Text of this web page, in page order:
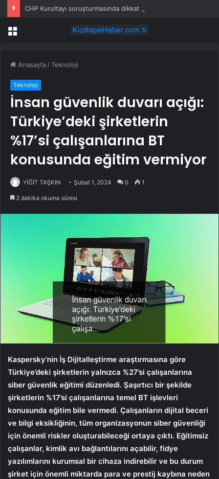
Menü
Anasayfa /Teknoloji
Teknoloji
İnsan güvenlik duvarı açığı:
Türkiye’deki şirketlerin
%17’si çalışanlarına BT
konusunda eğitim vermiyor
YİĞİT TAŞKIN Şubat 1, 2024 0 1
2 dakika okuma süresi
Kaspersky’nin İş Dijitalleştirme araştırmasına göre
Türkiye’deki şirketlerin yalnızca %27’si çalışanlarına
siber güvenlik eğitimi düzenledi. Şaşırtıcı bir şekilde
şirketlerin %17’si çalışanlarına temel BT işlevleri
konusunda eğitim bile vermedi. Çalışanların dijital beceri
ve bilgi eksikliğinin, tüm organizasyonun siber güvenliği
için önemli riskler oluşturabileceği ortaya çıktı. Eğitimsiz
çalışanlar, kimlik avı bağlantılarını açabilir, fidye
yazılımlarını kurumsal bir cihaza indirebilir ve bu durum
şirket için önemli miktarda para ve prestij kaybına neden